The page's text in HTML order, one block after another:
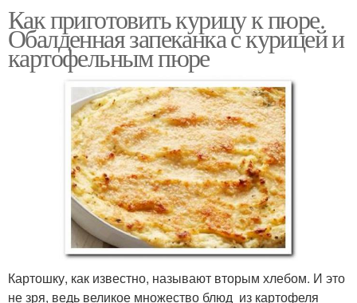
Как приготовить курицу к пюре.
Обалденная запеканка с курицей и
картофельным пюре
Картошку, как известно, называют вторым хлебом. И это
не зря, ведь великое множество блюд из картофеля